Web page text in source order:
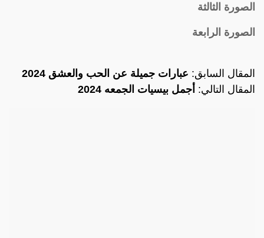
الصورة الثالثة
الصورة الرابعة
المقال السابق: عبارات جميلة عن الحب والعشق 2024
المقال التالي: أجمل بيسيات الجمعه 2024